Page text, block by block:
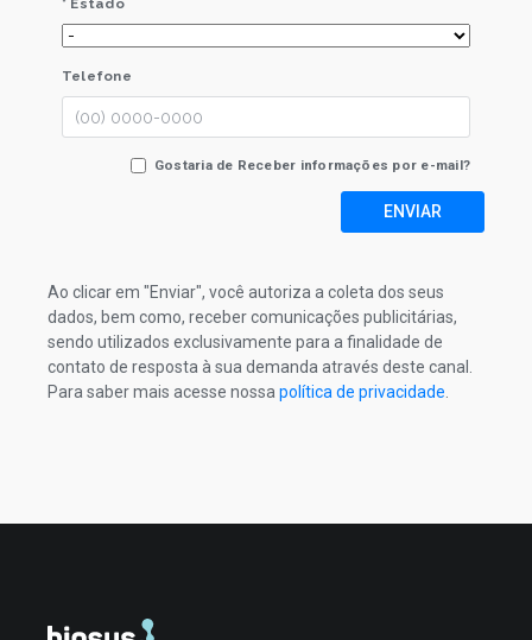
* Estado
Telefone
Gostaria de Receber informações por e-mail?
ENVIAR
Ao clicar em "Enviar", você autoriza a coleta dos seus
dados, bem como, receber comunicações publicitárias,
sendo utilizados exclusivamente para a finalidade de
contato de resposta à sua demanda através deste canal.
Para saber mais acesse nossa política de privacidade